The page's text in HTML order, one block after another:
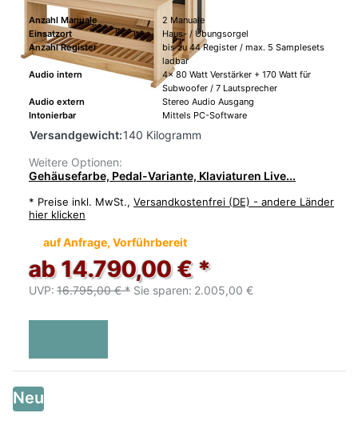
Anzahl Manuale
2 Manuale
Einsatzort
Haus- / Übungsorgel
Anzahl Register
bis zu 44 Register / max. 5 Samplesets
ladbar
Audio intern
4x 80 Watt Verstärker + 170 Watt für
Subwoofer / 7 Lautsprecher
Audio extern
Stereo Audio Ausgang
Intonierbar
Mittels PC-Software
Versandgewicht:140 Kilogramm
Weitere Optionen:
Gehäusefarbe, Pedal-Variante, Klaviaturen Live...
* Preise inkl. MwSt., Versandkostenfrei (DE) - andere Länder
hier klicken
auf Anfrage, Vorführbereit
ab 14.790,00 € *
UVP: 16.795,00 € * Sie sparen: 2.005,00 €
Neu